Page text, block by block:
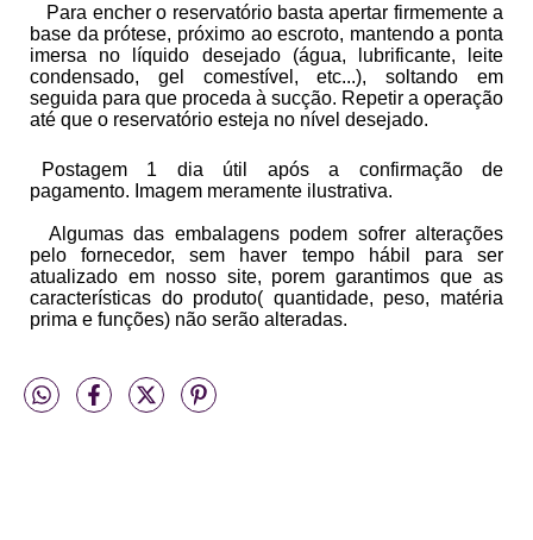
Para encher o reservatório basta apertar firmemente a
base da prótese, próximo ao escroto, mantendo a ponta
imersa no líquido desejado (água, lubrificante, leite
condensado, gel comestível, etc...), soltando em
seguida para que proceda à sucção. Repetir a operação
até que o reservatório esteja no nível desejado.
Postagem 1 dia útil após a confirmação de
pagamento. Imagem meramente ilustrativa.
Algumas das embalagens podem sofrer alterações
pelo fornecedor, sem haver tempo hábil para ser
atualizado em nosso site, porem garantimos que as
características do produto( quantidade, peso, matéria
prima e funções) não serão alteradas.